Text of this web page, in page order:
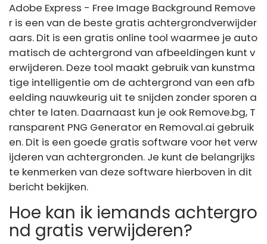
Adobe Express - Free Image Background Remove
r is een van de beste gratis achtergrondverwijder
aars. Dit is een gratis online tool waarmee je auto
matisch de achtergrond van afbeeldingen kunt v
erwijderen. Deze tool maakt gebruik van kunstma
tige intelligentie om de achtergrond van een afb
eelding nauwkeurig uit te snijden zonder sporen a
chter te laten. Daarnaast kun je ook Remove.bg, T
ransparent PNG Generator en Removal.ai gebruik
en. Dit is een goede gratis software voor het verw
ijderen van achtergronden. Je kunt de belangrijks
te kenmerken van deze software hierboven in dit
bericht bekijken.
Hoe kan ik iemands achtergro
nd gratis verwijderen?